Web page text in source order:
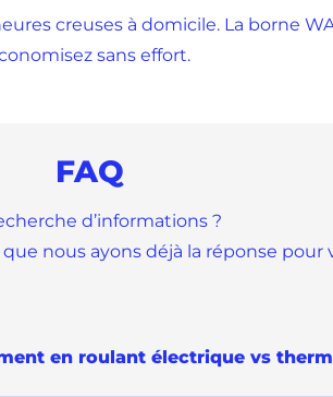
creuses à domicile. La borne
sans effort.
FAQ
d’informations ?
nous ayons déjà la réponse pour
en roulant électrique vs